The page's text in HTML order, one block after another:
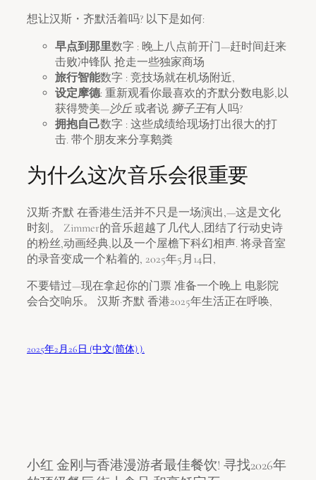
想让汉斯・齐默活着吗? 以下是如何:
早点到那里数字 : 晚上八点前开门—赶时间赶来
击败冲锋队 抢走一些独家商场
旅行智能数字 : 竞技场就在机场附近,
设定摩德: 重新观看你最喜欢的齐默分数电影,以
获得赞美—沙丘 或者说 狮子王有人吗?
拥抱自己数字 : 这些成绩给现场打出很大的打
击. 带个朋友来分享鹅粪
为什么这次音乐会很重要
汉斯·齐默 在香港生活并不只是一场演出,—这是文化
时刻。 Zimmer的音乐超越了几代人,团结了行动史诗
的粉丝,动画经典,以及一个屋檐下科幻相声. 将录音室
的录音变成一个粘着的, 2025年5月14日,
不要错过—现在拿起你的门票 准备一个晚上 电影院
会合交响乐。 汉斯·齐默 香港2025年生活正在呼唤,
2025年2月26日 (中文(简体) ).
小红 金刚与香港漫游者最佳餐饮! 寻找2026年